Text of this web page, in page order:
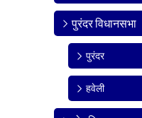
पुरंदर विधानसभा
पुरंदर
हवेली